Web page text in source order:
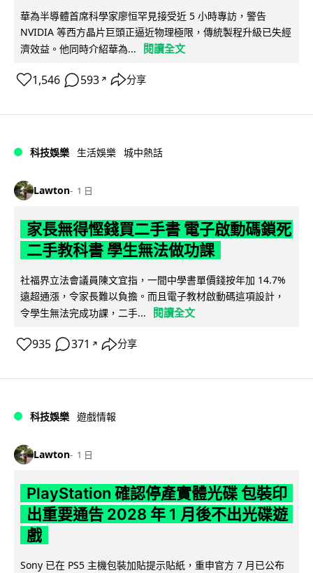
華為半導體首席科學家廖恒罕見接受近 5 小時專訪，警告
NVIDIA 等西方晶片巨頭正逼近物理極限，傳統製程升級已失經
濟效益。他同時介紹華為...
閱讀全文
1,546 593 ↗ 分享
科技娛樂 生活娛樂 城中熱話
Lawton 1 日
家長無得慳錢買二手書 電子啟動碼鎖死
二手教科書 學生無法做功課
社福界立法會議員陳文宜指，一間中學書單價錢按年加 14.7%
遠超通漲，令家長難以負擔。而且電子教材啟動碼這項設計，
令學生無法完成功課，二手...
閱讀全文
935 371 ↗ 分享
科技娛樂 遊戲情報
Lawton 1 日
PlayStation 確認停產實體光碟 包裝印
出重要通告 2028 年 1 月後不出光碟遊
戲
Sony 已在 PS5 主機包裝加貼提示貼紙，重申官方 7 月已公布